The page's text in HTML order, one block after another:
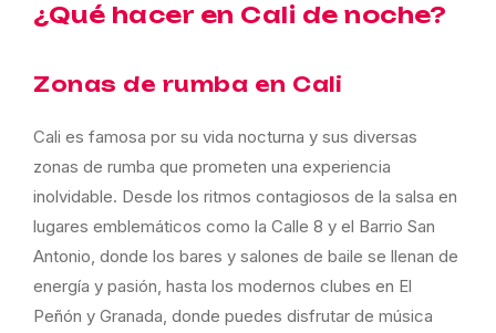
¿Qué hacer en Cali de noche?
Zonas de rumba en Cali
Cali es famosa por su vida nocturna y sus diversas
zonas de rumba que prometen una experiencia
inolvidable. Desde los ritmos contagiosos de la salsa en
lugares emblemáticos como la Calle 8 y el Barrio San
Antonio, donde los bares y salones de baile se llenan de
energía y pasión, hasta los modernos clubes en El
Peñón y Granada, donde puedes disfrutar de música